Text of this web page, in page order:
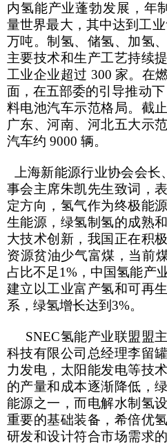
内氢能产业蓬勃发展，年
量世界最大，其中达到工
万吨。制氢、储氢、加氢
主要技术和生产工艺持续
工业企业超过 300 家。在
面，在五部委的引导推动
料电池汽车示范格局。截
广东、河南、河北五大示
汽车约 9000 辆。
上海新能源行业协会会长、
事会主席朱凯先生致词，
定方向，氢气作为终极能
生能源，绿氢制氢的成熟
大技术创新，我国正在积
资源贫油少气富煤，当前
占比不足1% ，中国氢能产
建立以工业富产氢和可再
系，绿氢增长达到 3%。
SNEC氢能产业联盟盟
科技有限公司总经理李留
力发电，太阳能发电等技
的产量和成本逐渐降低，
能源之一，而电解水制氢
重要的基础装备，希倍优
研发和设计符合市场需求